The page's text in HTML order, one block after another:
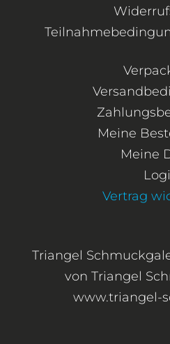
Meine
Meine
Vertrag
Triangel
von Triangel
www.triangel-